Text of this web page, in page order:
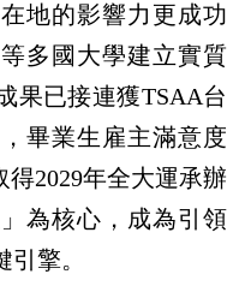
地的影響力更成功
多國大學建立實質
果已接連獲TSAA台
畢業生雇主滿意度
2029年全大運承辦
為核心，成為引領
擎。